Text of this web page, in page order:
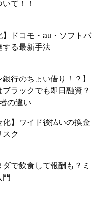
て！！
】ドコモ・au・ソフトバ
する最新手法
行のちょい借り！？】
ラックでも即日融資？
の違い
化】ワイド後払いの換金
スク
ダで飲食して報酬も？ミ
門